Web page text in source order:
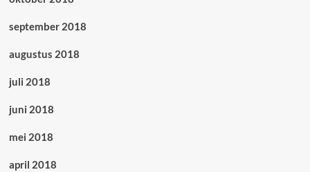
september 2018
augustus 2018
juli 2018
juni 2018
mei 2018
april 2018